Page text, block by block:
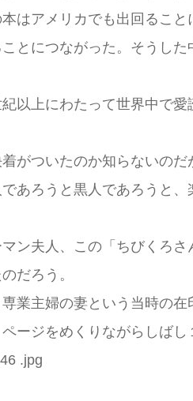
はアメリカでも出回るこ
とにつながった。そうし
以上にわたって世界中で
がついたのか知らないの
あろうと黒人であろうと
ン夫人、この「ちびくろ
だろう。
業主婦の妻という当時の
ージをめくりながらしばし